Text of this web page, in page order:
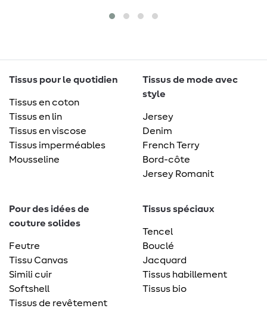
Tissus pour le quotidien
Tissus en coton
Tissus en lin
Tissus en viscose
Tissus imperméables
Mousseline
Tissus de mode avec
style
Jersey
Denim
French Terry
Bord-côte
Jersey Romanit
Pour des idées de
couture solides
Feutre
Tissu Canvas
Simili cuir
Softshell
Tissus de revêtement
Tissus spéciaux
Tencel
Bouclé
Jacquard
Tissus habillement
Tissus bio